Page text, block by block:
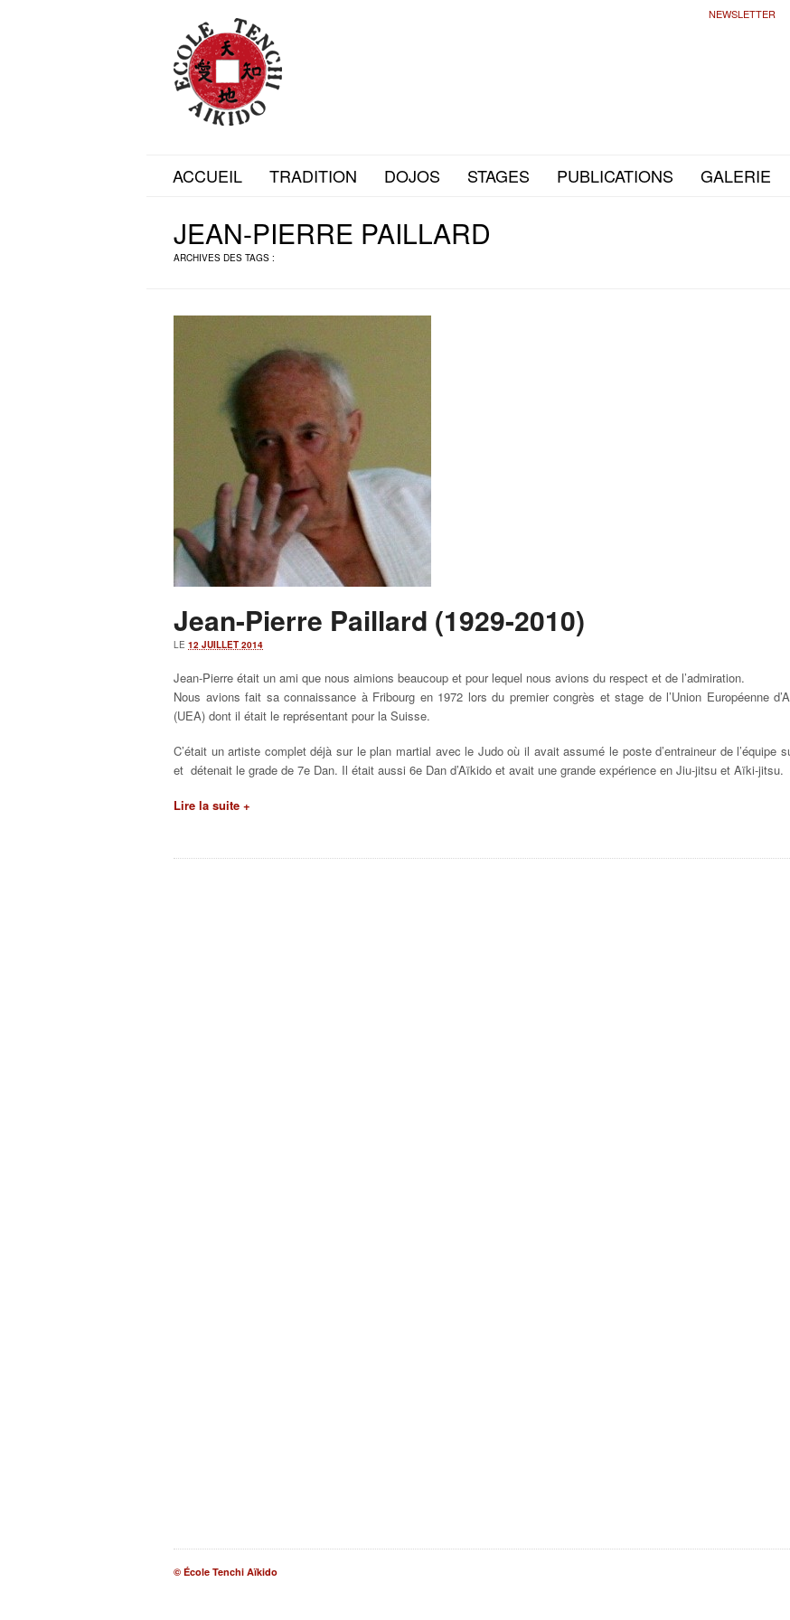
NEWSLETTER
ACCUEIL TRADITION DOJOS STAGES PUBLICATIONS GALERIE
ARCHIVES DES TAGS :
JEAN-PIERRE PAILLARD
Jean-Pierre Paillard (1929-2010)
LE 12 JUILLET 2014
Jean-Pierre était un ami que nous aimions beaucoup et pour lequel nous avions du respect et de l’admiration.
Nous avions fait sa connaissance à Fribourg en 1972 lors du premier congrès et stage de l’Union Européenne
(UEA) dont il était le représentant pour la Suisse.
C’était un artiste complet déjà sur le plan martial avec le Judo où il avait assumé le poste d’entraineur de l’équipe
et détenait le grade de 7e Dan. Il était aussi 6e Dan d’Aïkido et avait une grande expérience en Jiu-jitsu et Aïki-jitsu.
Lire la suite +
© École Tenchi Aïkido